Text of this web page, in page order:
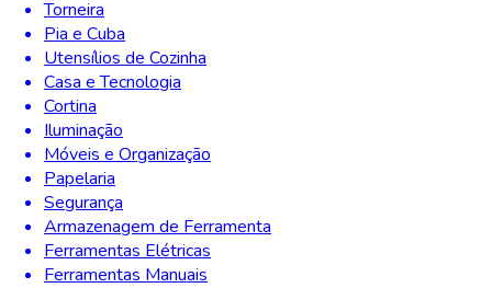
Torneira
Pia e Cuba
Utensílios de Cozinha
Casa e Tecnologia
Cortina
Iluminação
Móveis e Organização
Papelaria
Segurança
Armazenagem de Ferramenta
Ferramentas Elétricas
Ferramentas Manuais